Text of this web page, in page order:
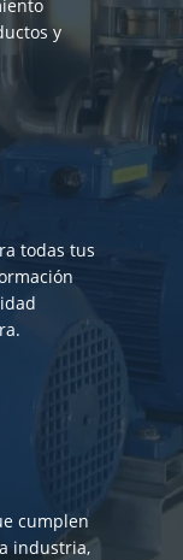
y
todas tus
cumplen
industria,